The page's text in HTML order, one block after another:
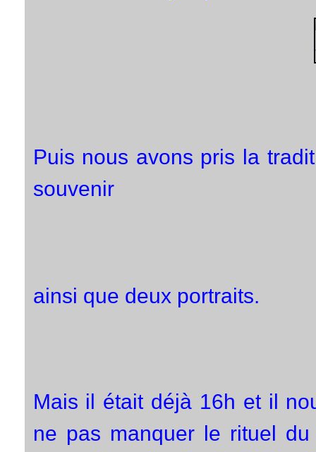
Puis nous avons pris la
souvenir
ainsi que deux portraits.
Mais il était déjà 16h et il
ne pas manquer le rituel